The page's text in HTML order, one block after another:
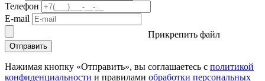
Телефон
E-mail
Прикрепить файл
Отправить
Нажимая кнопку «Отправить», вы соглашаетесь с политикой
конфиденциальности и правилами обработки персональных